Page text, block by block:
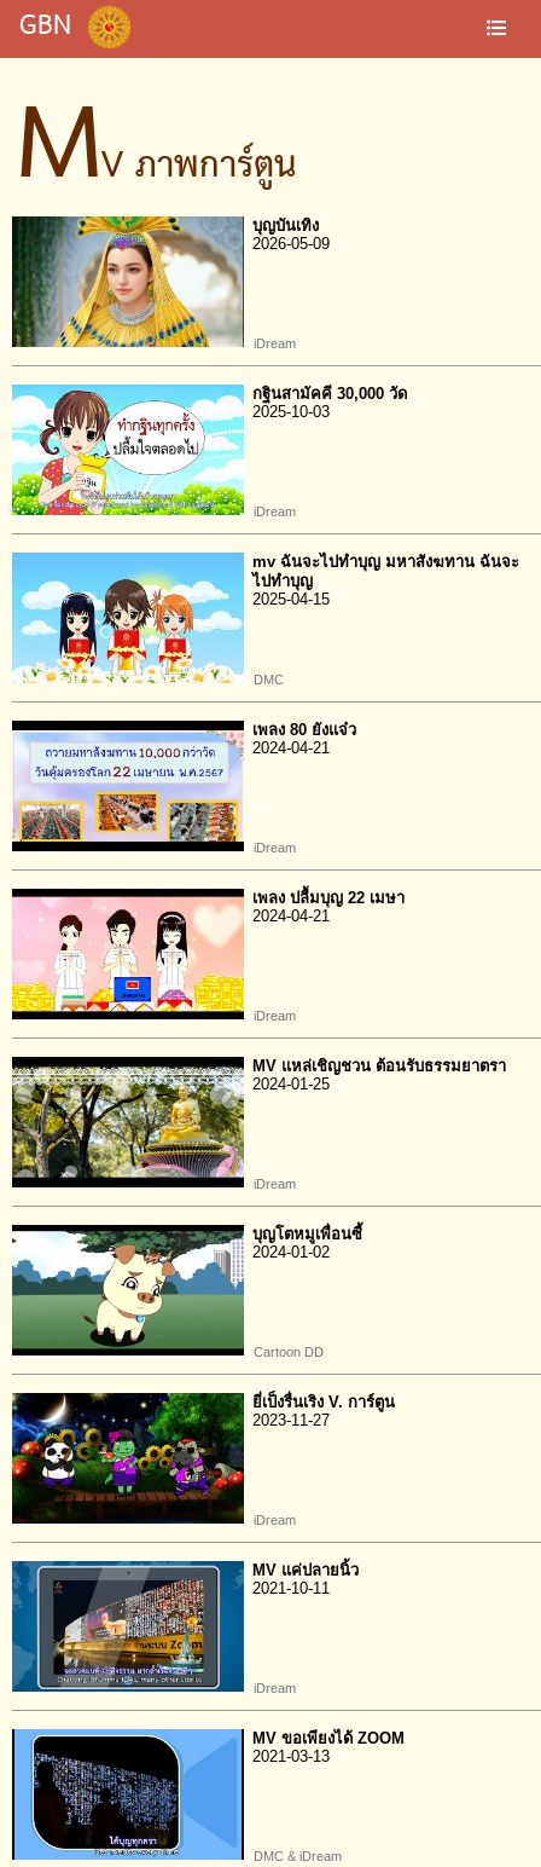
GBN
MV ภาพการ์ตูน
บุญบันเทิง
2026-05-09
iDream
กฐินสามัคคี 30,000 วัด
2025-10-03
iDream
mv ฉันจะไปทำบุญ​ มหา​สังฆทาน ฉันจะ
ไปทำบุญ
2025-04-15
DMC
เพลง 80 ยังแจ๋ว
2024-04-21
iDream
เพลง ปลื้มบุญ 22 เมษา
2024-04-21
iDream
MV แหล่เชิญชวน ต้อนรับธรรมยาตรา
2024-01-25
iDream
บุญโตหมูเพื่อนซี้
2024-01-02
Cartoon DD
ยี่เป็งรื่นเริง V. การ์ตูน
2023-11-27
iDream
MV แค่ปลายนิ้ว
2021-10-11
iDream
MV ขอเพียงได้ ZOOM
2021-03-13
DMC & iDream